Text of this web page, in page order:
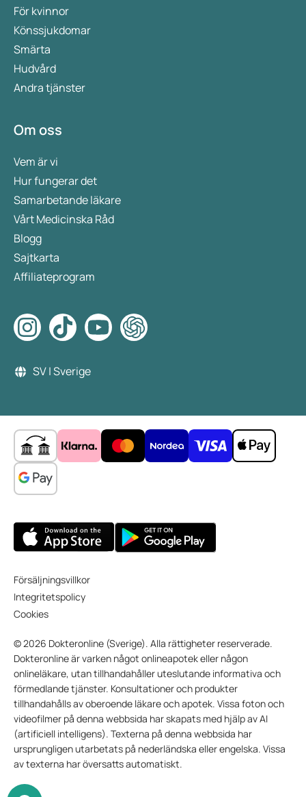
För kvinnor
Könssjukdomar
Smärta
Hudvård
Andra tjänster
Om oss
Vem är vi
Hur fungerar det
Samarbetande läkare
Vårt Medicinska Råd
Blogg
Sajtkarta
Affiliateprogram
SV | Sverige
Försäljningsvillkor
Integritetspolicy
Cookies
© 2026 Dokteronline (Sverige). Alla rättigheter reserverade.
Dokteronline är varken något onlineapotek eller någon
onlineläkare, utan tillhandahåller uteslutande informativa och
förmedlande tjänster. Konsultationer och produkter
tillhandahålls av oberoende läkare och apotek. Vissa foton och
videofilmer på denna webbsida har skapats med hjälp av AI
(artificiell intelligens). Texterna på denna webbsida har
ursprungligen utarbetats på nederländska eller engelska. Vissa
av texterna har översatts automatiskt.